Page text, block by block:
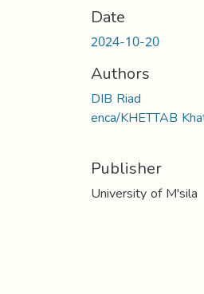
Date
2024-10-20
Authors
DIB Riad
enca/KHETTAB
Publisher
University of M'sila